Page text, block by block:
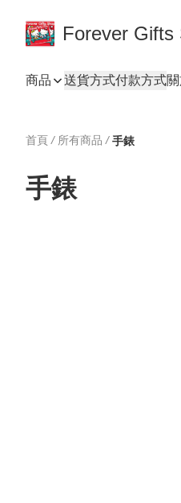
Forever Gifts
商品 送貨方式付款方式
首頁 / 所有商品 / 手錶
手錶